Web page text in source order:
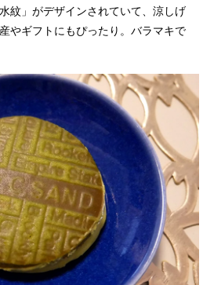
紋」がデザインされていて、涼しげ
やギフトにもぴったり。バラマキで